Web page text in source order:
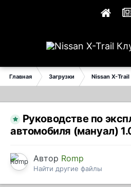
Главная Загрузки Nissan X-Trail
Руководстве по
автомобиля (мануал)
Автор Romp
Найти другие файлы